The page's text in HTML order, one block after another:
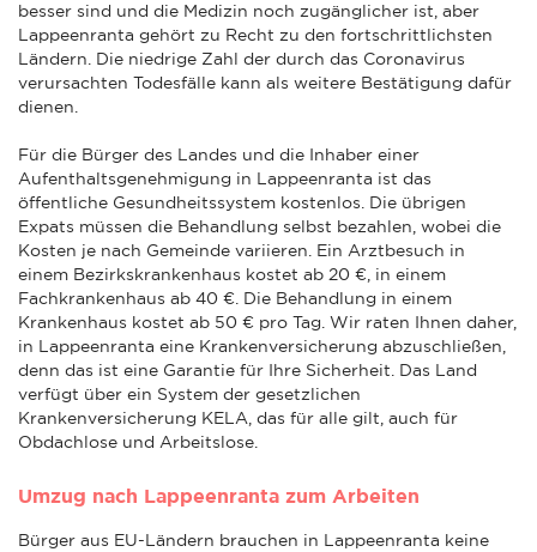
besser sind und die Medizin noch zugänglicher ist, aber
Lappeenranta gehört zu Recht zu den fortschrittlichsten
Ländern. Die niedrige Zahl der durch das Coronavirus
verursachten Todesfälle kann als weitere Bestätigung dafür
dienen.
Für die Bürger des Landes und die Inhaber einer
Aufenthaltsgenehmigung in Lappeenranta ist das
öffentliche Gesundheitssystem kostenlos. Die übrigen
Expats müssen die Behandlung selbst bezahlen, wobei die
Kosten je nach Gemeinde variieren. Ein Arztbesuch in
einem Bezirkskrankenhaus kostet ab 20 €, in einem
Fachkrankenhaus ab 40 €. Die Behandlung in einem
Krankenhaus kostet ab 50 € pro Tag. Wir raten Ihnen daher,
in Lappeenranta eine Krankenversicherung abzuschließen,
denn das ist eine Garantie für Ihre Sicherheit. Das Land
verfügt über ein System der gesetzlichen
Krankenversicherung KELA, das für alle gilt, auch für
Obdachlose und Arbeitslose.
Umzug nach Lappeenranta zum Arbeiten
Bürger aus EU-Ländern brauchen in Lappeenranta keine